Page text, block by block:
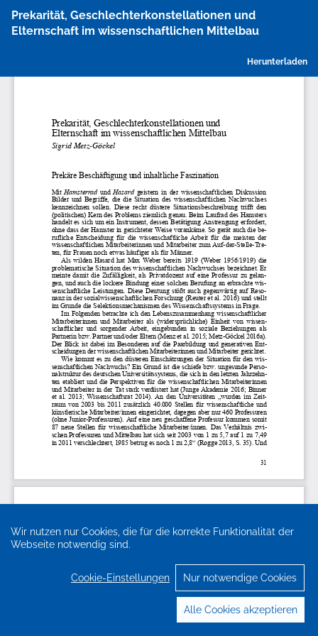
Wir nutzen nur Cookies, die für die korrekte Funktionalität der
Webseite notwendig sind.
Cookie-Einstellungen Nur notwendige Cookies
Alle Cookies akzeptieren
Artikeldetails
zurückkehren
Prekarität, Geschlechterkonstellationen und
Elternschaft im wissenschaftlichen Mittelbau
Herunterladen